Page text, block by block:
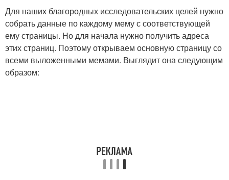
Для наших благородных исследовательских целей нужно
собрать данные по каждому мему с соответствующей
ему страницы. Но для начала нужно получить адреса
этих страниц. Поэтому открываем основную страницу со
всеми выложенными мемами. Выглядит она следующим
образом: